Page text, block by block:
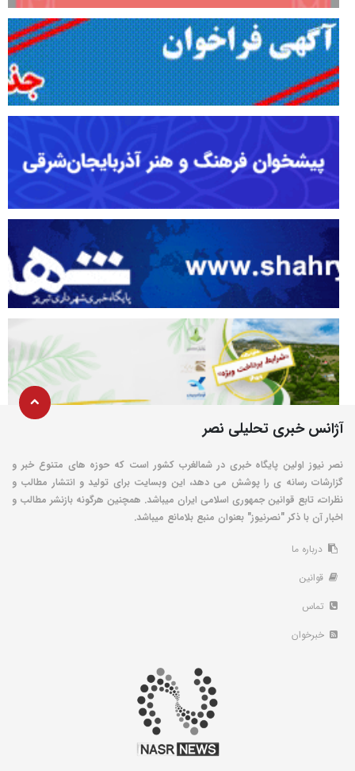
آژانس خبری تحلیلی نصر
نصر نیوز اولین پایگاه خبری در شمالغرب کشور است که حوزه های متنوع خبر و
گزارشات رسانه ی را پوشش می دهد، این وبسایت برای تولید و انتشار مطالب و
نظرات، تابع قوانین جمهوری اسلامی ایران میباشد. همچنین هرگونه بازنشر مطالب و
اخبار آن با ذکر "نصرنیوز" بعنوان منبع بلامانع میباشد.
درباره ما
قوانین
تماس
خبرخوان